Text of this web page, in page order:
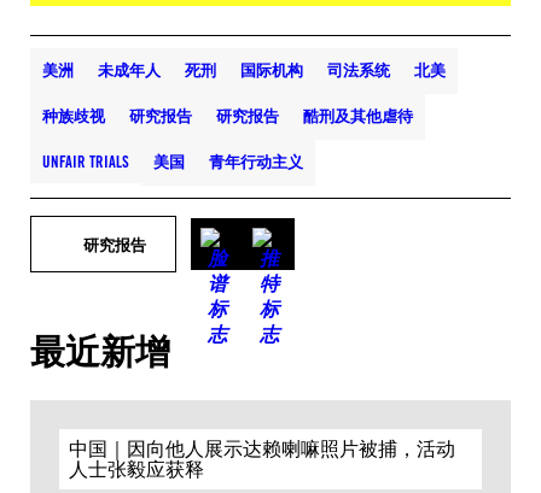
美洲 未成年人 死刑 国际机构 司法系统 北美
种族歧视 研究报告 研究报告 酷刑及其他虐待
UNFAIR TRIALS 美国 青年行动主义
研究报告
最近新增
中国｜因向他人展示达赖喇嘛照片被捕，活动
人士张毅应获释